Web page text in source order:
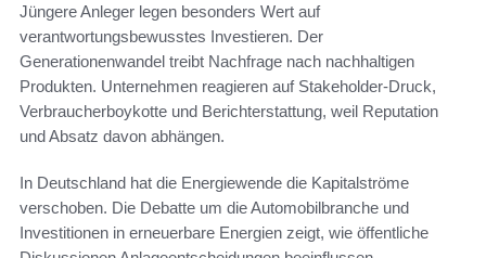
Jüngere Anleger legen besonders Wert auf
verantwortungsbewusstes Investieren. Der
Generationenwandel treibt Nachfrage nach nachhaltigen
Produkten. Unternehmen reagieren auf Stakeholder-Druck,
Verbraucherboykotte und Berichterstattung, weil Reputation
und Absatz davon abhängen.
In Deutschland hat die Energiewende die Kapitalströme
verschoben. Die Debatte um die Automobilbranche und
Investitionen in erneuerbare Energien zeigt, wie öffentliche